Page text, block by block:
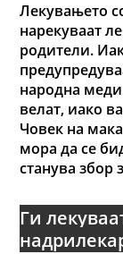
Лекувањето
нарекуваат
родители.
народна
велат, иако
Човек на
мора да се
станува збор
Ги